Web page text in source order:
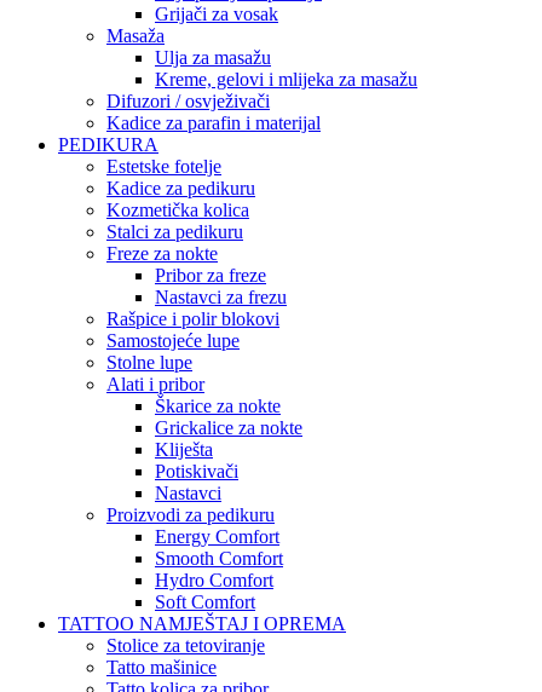
Grijači za vosak
Masaža
Ulja za masažu
Kreme, gelovi i mlijeka za masažu
Difuzori / osvježivači
Kadice za parafin i materijal
PEDIKURA
Estetske fotelje
Kadice za pedikuru
Kozmetička kolica
Stalci za pedikuru
Freze za nokte
Pribor za freze
Nastavci za frezu
Rašpice i polir blokovi
Samostojeće lupe
Stolne lupe
Alati i pribor
Škarice za nokte
Grickalice za nokte
Kliješta
Potiskivači
Nastavci
Proizvodi za pedikuru
Energy Comfort
Smooth Comfort
Hydro Comfort
Soft Comfort
TATTOO NAMJEŠTAJ I OPREMA
Stolice za tetoviranje
Tatto mašinice